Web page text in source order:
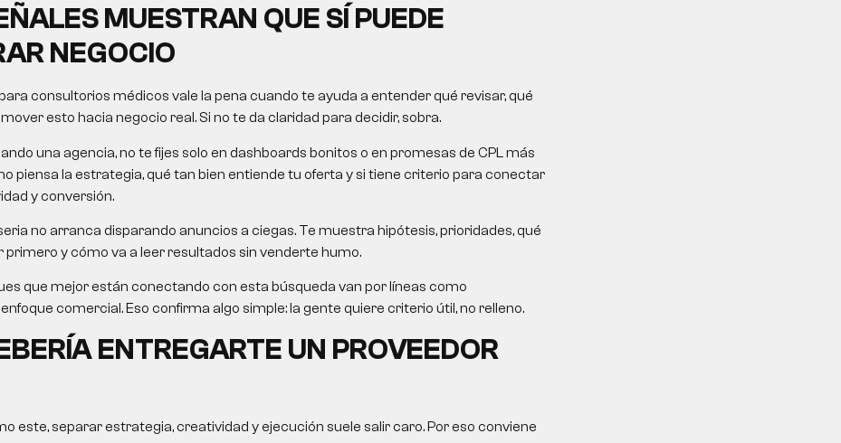
MUESTRAN QUE SÍ PUEDE
NEGOCIO
consultorios médicos vale la pena cuando te ayuda a entender qué revisar, qué
esto hacia negocio real. Si no te da claridad para decidir, sobra.
una agencia, no te fijes solo en dashboards bonitos o en promesas de CPL más
piensa la estrategia, qué tan bien entiende tu oferta y si tiene criterio para conectar
y conversión.
no arranca disparando anuncios a ciegas. Te muestra hipótesis, prioridades, qué
primero y cómo va a leer resultados sin venderte humo.
que mejor están conectando con esta búsqueda van por líneas como
comercial. Eso confirma algo simple: la gente quiere criterio útil, no relleno.
ENTREGARTE UN PROVEEDOR
este, separar estrategia, creatividad y ejecución suele salir caro. Por eso conviene